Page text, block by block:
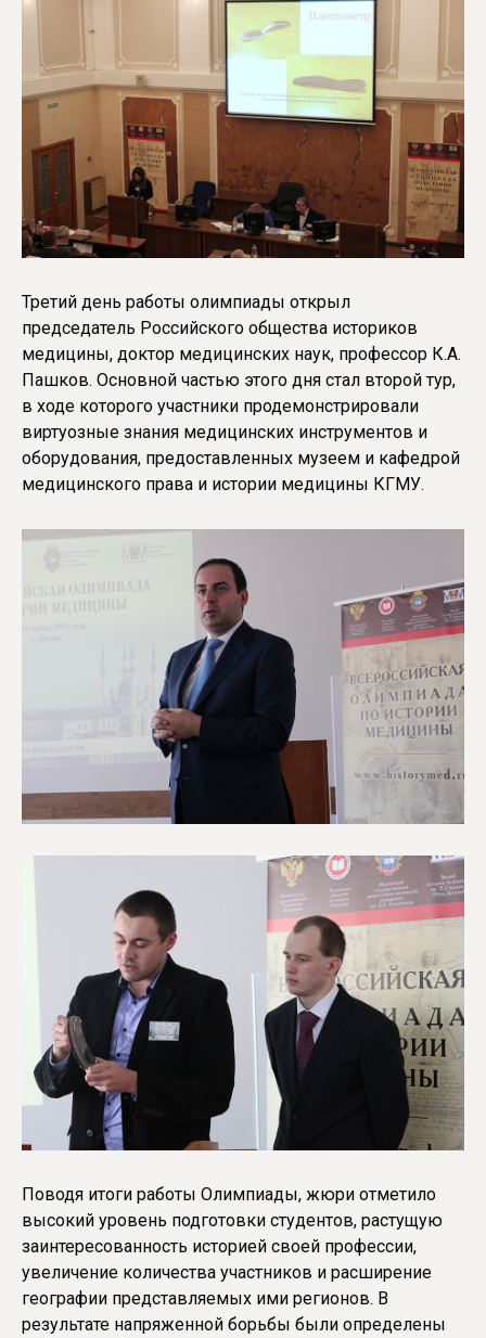
Третий день работы олимпиады открыл
председатель Российского общества историков
медицины, доктор медицинских наук, профессор К.А.
Пашков. Основной частью этого дня стал второй тур,
в ходе которого участники продемонстрировали
виртуозные знания медицинских инструментов и
оборудования, предоставленных музеем и кафедрой
медицинского права и истории медицины КГМУ.
Поводя итоги работы Олимпиады, жюри отметило
высокий уровень подготовки студентов, растущую
заинтересованность историей своей профессии,
увеличение количества участников и расширение
географии представляемых ими регионов. В
результате напряженной борьбы были определены